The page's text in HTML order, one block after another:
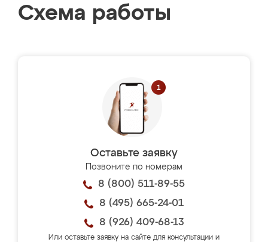
Схема работы
Оставьте заявку
Позвоните по номерам
8 (800) 511-89-55
8 (495) 665-24-01
8 (926) 409-68-13
Или оставьте заявку на сайте для консультации и